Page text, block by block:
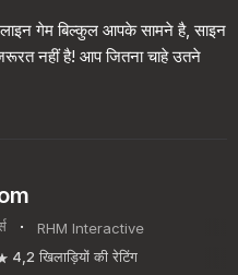
गेम बिल्कुल आपके सामने है, साइन
नहीं है! आप जितना चाहे उतने
·
RHM Interactive
4,2 खिलाड़ियों की रेटिंग